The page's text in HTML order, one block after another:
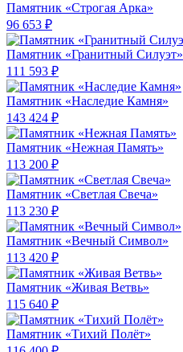
Памятник «Строгая Арка»
96 653 ₽
Памятник «Гранитный Силуэт»
111 593 ₽
Памятник «Наследие Камня»
143 424 ₽
Памятник «Нежная Память»
113 200 ₽
Памятник «Светлая Свеча»
113 230 ₽
Памятник «Вечный Символ»
113 420 ₽
Памятник «Живая Ветвь»
115 640 ₽
Памятник «Тихий Полёт»